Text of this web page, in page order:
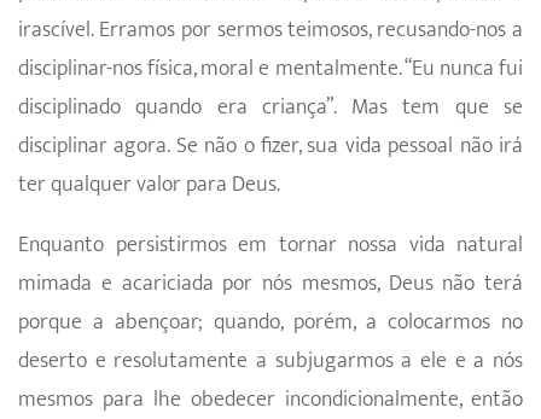
irascível. Erramos por sermos teimosos, recusando-nos a
disciplinar-nos física, moral e mentalmente. “Eu nunca fui
disciplina­do quando era criança”. Mas tem que se
disciplinar agora. Se não o fizer, sua vida pessoal não irá
ter qualquer valor para Deus.
Enquanto persistirmos em tornar nossa vida natural
mimada e acariciada por nós mesmos, Deus não terá
porque a abençoar; quando, porém, a colocarmos no
deserto e resolutamen­te a subjugarmos a ele e a nós
mesmos para lhe obedecer incondicionalmente, então